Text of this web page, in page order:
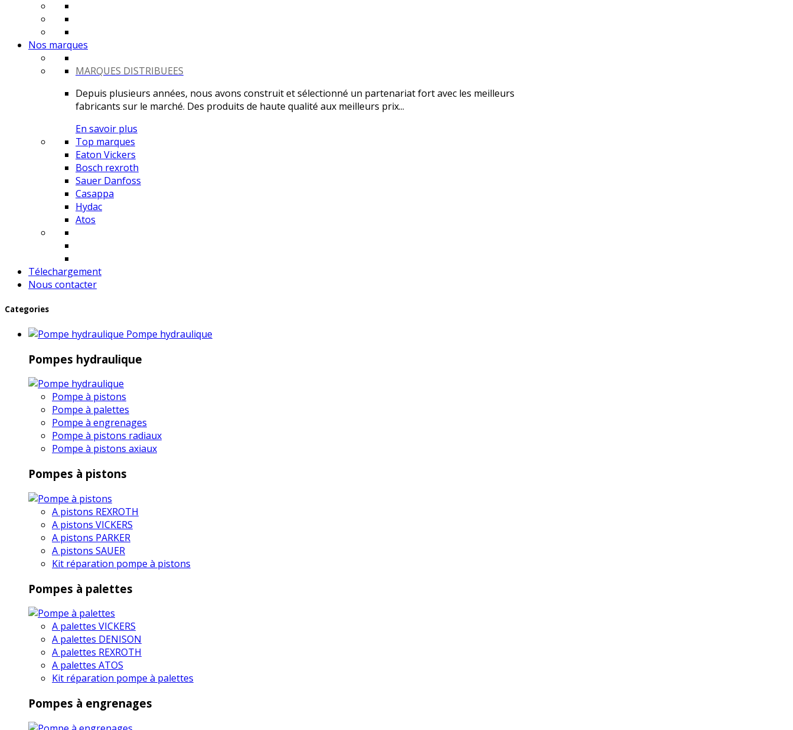
Nos marques
MARQUES DISTRIBUEES
Depuis plusieurs années, nous avons construit et sélectionné un partenariat fort avec les meilleurs
fabricants sur le marché. Des produits de haute qualité aux meilleurs prix...
En savoir plus
Top marques
Eaton Vickers
Bosch rexroth
Sauer Danfoss
Casappa
Hydac
Atos
Télechargement
Nous contacter
Categories
Pompe hydraulique
Pompes hydraulique
Pompe à pistons
Pompe à palettes
Pompe à engrenages
Pompe à pistons radiaux
Pompe à pistons axiaux
Pompes à pistons
A pistons REXROTH
A pistons VICKERS
A pistons PARKER
A pistons SAUER
Kit réparation pompe à pistons
Pompes à palettes
A palettes VICKERS
A palettes DENISON
A palettes REXROTH
A palettes ATOS
Kit réparation pompe à palettes
Pompes à engrenages